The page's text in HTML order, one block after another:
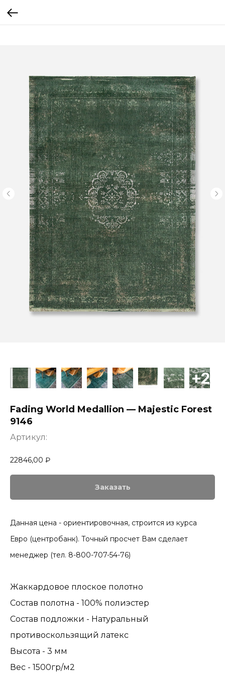
Fading World Medallion — Majestic Forest
9146
Артикул:
22846,00 ₽
Заказать
Данная цена - ориентировочная, строится из курса
Евро (центробанк). Точный просчет Вам сделает
менеджер (тел. 8-800-707-54-76)
Жаккардовое плоское полотно
Состав полотна - 100% полиэстер
Состав подложки - Натуральный
противоскользящий латекс
Высота - 3 мм
Вес - 1500гр/м2